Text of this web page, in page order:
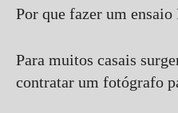
Por que fazer um ensaio
Para muitos casais
contratar um fotógrafo